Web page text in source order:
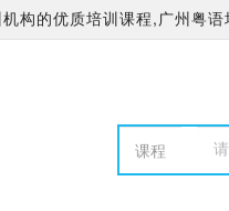
构的优质培训课程,广州粤